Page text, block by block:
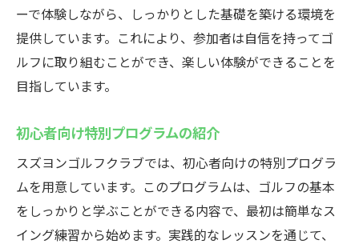
ーで体験しながら、しっかりとした基礎を築ける環境を
提供しています。これにより、参加者は自信を持ってゴ
ルフに取り組むことができ、楽しい体験ができることを
目指しています。
初心者向け特別プログラムの紹介
スズヨンゴルフクラブでは、初心者向けの特別プログラ
ムを用意しています。このプログラムは、ゴルフの基本
をしっかりと学ぶことができる内容で、最初は簡単なス
イング練習から始めます。実践的なレッスンを通じて、